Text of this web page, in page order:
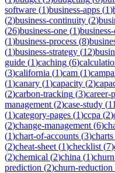
software (1)business-apps (1)
(2)business-continuity (2)
(26)business-one (1)
(1)business-process (8)
(1)business-strategy (12)
guide (1)caching (6)
(3)california (1)cam (1)
(1)canary (1)capacity (2)
(2)carbon-tracking (3)career-
management (2)case-study (11
(1)category-pages (1)ccpa (2)
(2)change-management (6)
(1)chart-of-accounts (3)charts
(2)cheat-sheet (1)checklist (7)
(2)chemical (2)china (1)churn
prediction (2)churn-reduction